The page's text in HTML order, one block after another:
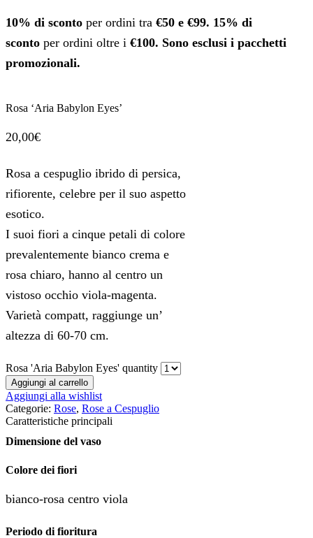
10% di sconto per ordini tra €50 e €99. 15% di
sconto per ordini oltre i €100. Sono esclusi i pacchetti
promozionali.
Rosa ‘Aria Babylon Eyes’
20,00€
Rosa a cespuglio ibrido di persica,
rifiorente, celebre per il suo aspetto
esotico.
I suoi fiori a cinque petali di colore
prevalentemente bianco crema e
rosa chiaro, hanno al centro un
vistoso occhio viola-magenta.
Varietà compatt, raggiunge un’
altezza di 60-70 cm.
Rosa 'Aria Babylon Eyes' quantity
Aggiungi al carrello
Aggiungi alla wishlist
Categorie: Rose, Rose a Cespuglio
Caratteristiche principali
Dimensione del vaso
Colore dei fiori
bianco-rosa centro viola
Periodo di fioritura